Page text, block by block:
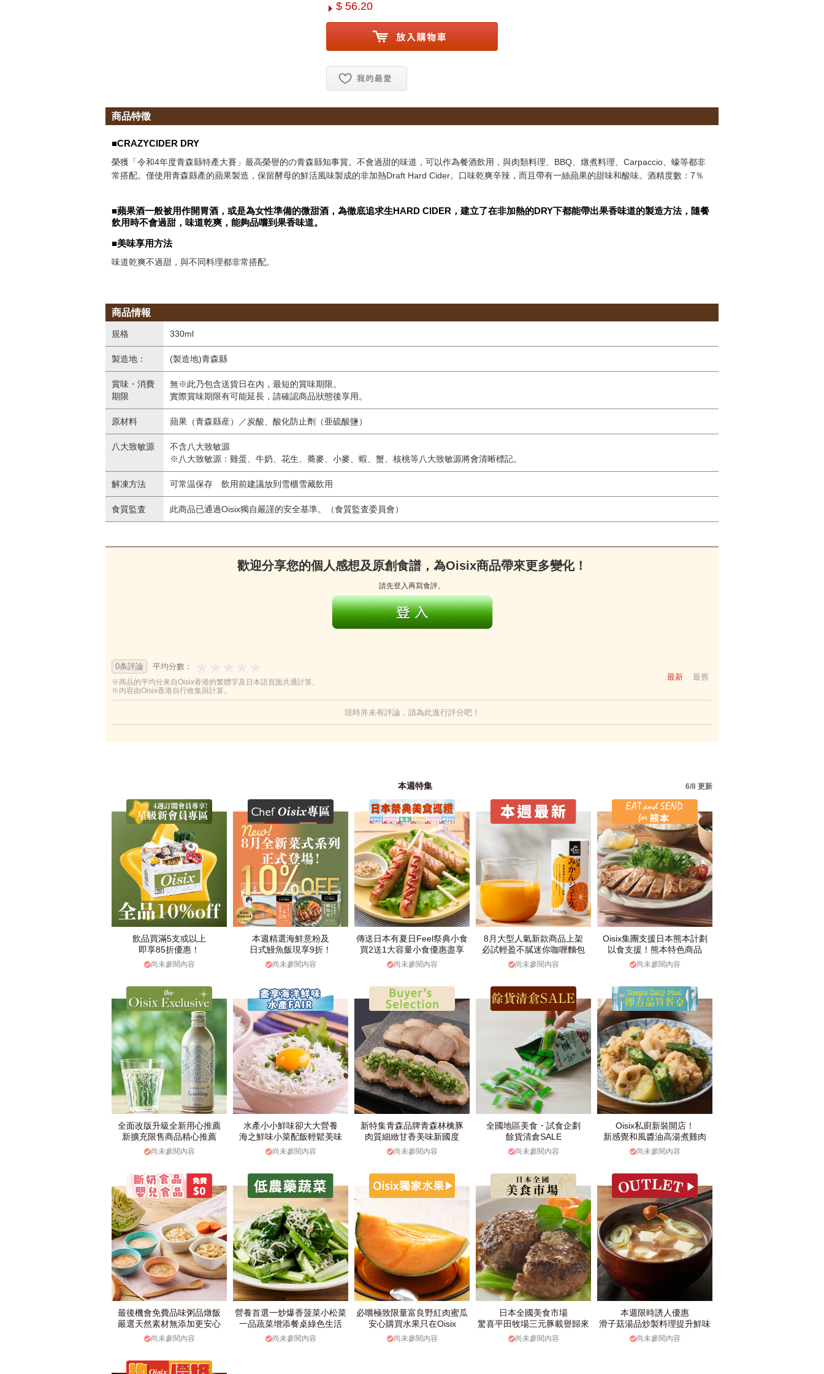
$ 56.20
商品特徵
■CRAZYCIDER DRY
榮獲「令和4年度青森縣特產大賽」最高榮譽的の青森縣知事賞。不會過甜的味道，可以作為餐酒飲用，與肉類料理、BBQ、燉煮料理、Carpaccio、蠔等都非
常搭配。僅使用青森縣產的蘋果製造，保留酵母的鮮活風味製成的非加熱Draft Hard Cider。口味乾爽辛辣，而且帶有一絲蘋果的甜味和酸味。酒精度數：7％
■蘋果酒一般被用作開胃酒，或是為女性準備的微甜酒，為徹底追求生HARD CIDER，建立了在非加熱的DRY下都能帶出果香味道的製造方法，隨餐
飲用時不會過甜，味道乾爽，能夠品嚐到果香味道。
■美味享用方法
味道乾爽不過甜，與不同料理都非常搭配。
商品情報
規格 330ml
製造地： (製造地)青森縣
賞味・消費
期限
無※此乃包含送貨日在內，最短的賞味期限。
實際賞味期限有可能延長，請確認商品狀態後享用。
原材料 蘋果（青森縣産）／炭酸、酸化防止劑（亜硫酸鹽）
八大致敏源
不含八大致敏源
※八大致敏源：雞蛋、牛奶、花生、蕎麥、小麥、蝦、蟹、核桃等八大致敏源將會清晰標記。
解凍方法 可常温保存 飲用前建議放到雪櫃雪藏飲用
食質監査 此商品已通過Oisix獨自嚴謹的安全基準。（食質監査委員會）
歡迎分享您的個人感想及原創食譜，為Oisix商品帶來更多變化！
請先登入再寫食評。
最新 最舊
0条評論 平均分數：
※商品的平均分來自Oisix香港的繁體字及日本語頁面共通計算。
※內容由Oisix香港自行收集與計算。
現時并未有評論，請為此進行評分吧！
本週特集 6/8 更新
飲品買滿5支或以上
即享85折優惠！
尚未參閱內容
本週精選海鮮意粉及
日式鰻魚飯現享9折！
尚未參閱內容
傳送日本有夏日Feel祭典小食
買2送1大容量小食優惠盡享
尚未參閱內容
8月大型人氣新款商品上架
必試輕盈不膩迷你咖喱麵包
尚未參閱內容
Oisix集團支援日本熊本計劃
以食支援！熊本特色商品
尚未參閱內容
全面改版升級全新用心推薦
新擴充限售商品精心推薦
尚未參閱內容
水產小小鮮味卻大大營養
海之鮮味小菜配飯輕鬆美味
尚未參閱內容
新特集青森品牌青森林檎豚
肉質細緻甘香美味新國度
尚未參閱內容
全國地區美食・試食企劃
餘貨清倉SALE
尚未參閱內容
Oisix私廚新裝開店！
新感覺和風醬油高湯煮雞肉
尚未參閱內容
最後機會免費品味粥品燉飯
嚴選天然素材無添加更安心
尚未參閱內容
營養首選一炒爆香菠菜小松菜
一品蔬菜增添餐桌綠色生活
尚未參閱內容
必嚐極致限量富良野紅肉蜜瓜
安心購買水果只在Oisix
尚未參閱內容
日本全國美食市場
驚喜平田牧場三元豚載譽歸來
尚未參閱內容
本週限時誘人優惠
滑子菇湯品炒製料理提升鮮味
尚未參閱內容